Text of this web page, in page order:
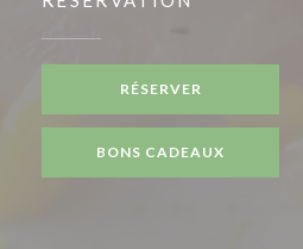
RÉSERVER
BONS CADEAUX